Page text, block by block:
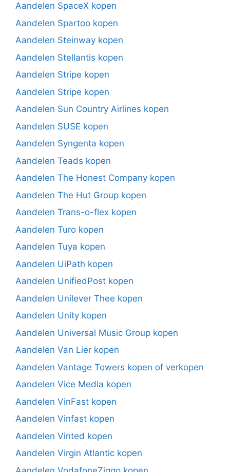
Aandelen SpaceX kopen
Aandelen Spartoo kopen
Aandelen Steinway kopen
Aandelen Stellantis kopen
Aandelen Stripe kopen
Aandelen Stripe kopen
Aandelen Sun Country Airlines kopen
Aandelen SUSE kopen
Aandelen Syngenta kopen
Aandelen Teads kopen
Aandelen The Honest Company kopen
Aandelen The Hut Group kopen
Aandelen Trans-o-flex kopen
Aandelen Turo kopen
Aandelen Tuya kopen
Aandelen UiPath kopen
Aandelen UnifiedPost kopen
Aandelen Unilever Thee kopen
Aandelen Unity kopen
Aandelen Universal Music Group kopen
Aandelen Van Lier kopen
Aandelen Vantage Towers kopen of verkopen
Aandelen Vice Media kopen
Aandelen VinFast kopen
Aandelen Vinfast kopen
Aandelen Vinted kopen
Aandelen Virgin Atlantic kopen